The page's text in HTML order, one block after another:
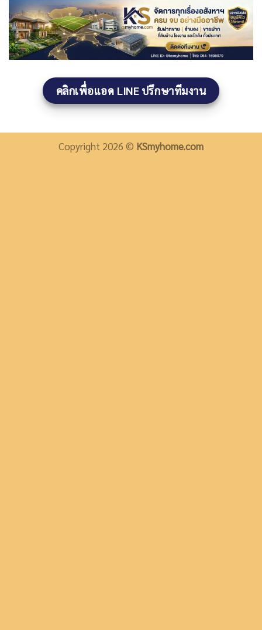
คลิกเพื่อแอด LINE ปรึกษาทีมงาน
Copyright 2026 © KSmyhome.com